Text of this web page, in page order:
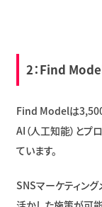
2：Find
Find Modelは3,500
AI（人工知能）とプ
ています。
SNSマーケティング